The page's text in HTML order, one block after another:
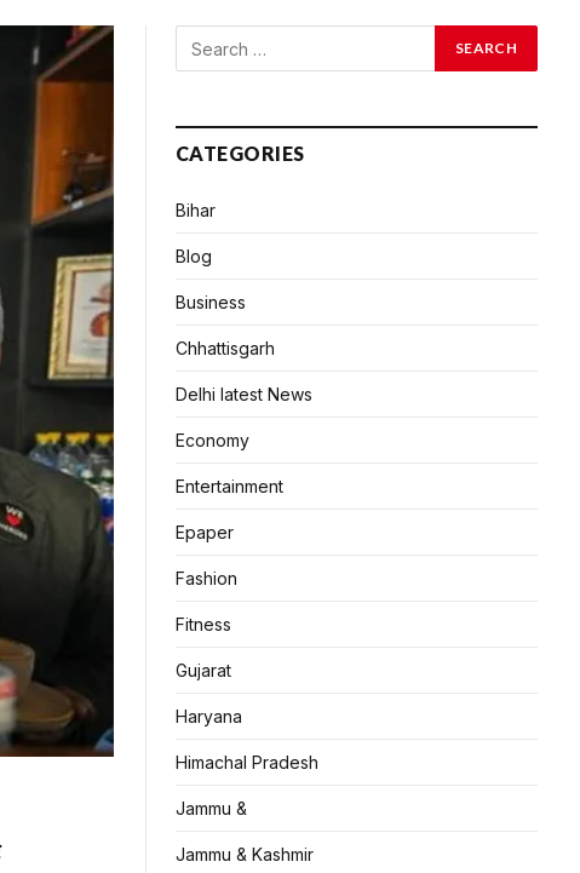
CATEGORIES
Bihar
Blog
Business
Chhattisgarh
Delhi latest News
Economy
Entertainment
Epaper
Fashion
Fitness
Gujarat
Haryana
Himachal Pradesh
Jammu &
Jammu & Kashmir